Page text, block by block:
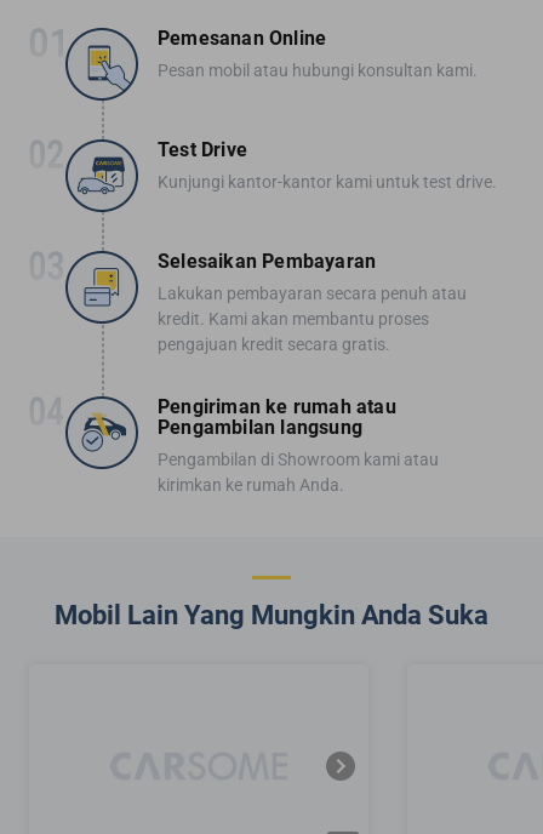
Pemesanan Online
Pesan mobil atau hubungi konsultan kami.
Test Drive
Kunjungi kantor-kantor kami untuk test drive.
Selesaikan Pembayaran
Lakukan pembayaran secara penuh atau
kredit. Kami akan membantu proses
pengajuan kredit secara gratis.
Pengiriman ke rumah atau
Pengambilan langsung
Pengambilan di Showroom kami atau
kirimkan ke rumah Anda.
Mobil Lain Yang Mungkin Anda Suka